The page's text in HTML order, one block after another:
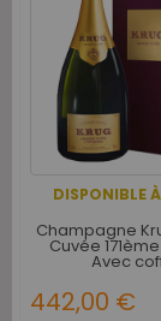
DISPONIBLE
Champagne
Cuvée
Avec
442,00 €